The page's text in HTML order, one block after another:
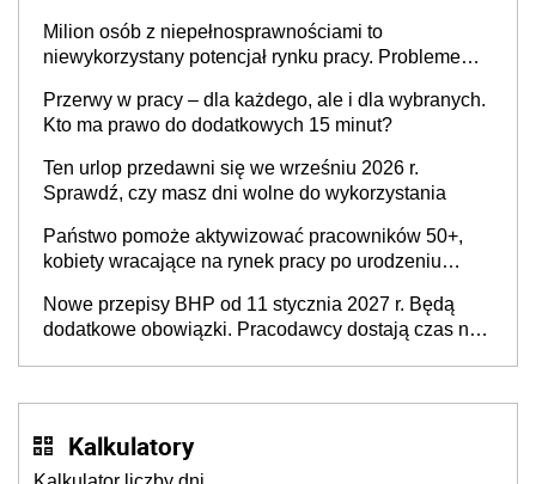
Milion osób z niepełnosprawnościami to
niewykorzystany potencjał rynku pracy. Problemem
refundacji, ale bariery po stronie systemu i
świadomości pracodawców [WYWIAD]
Przerwy w pracy – dla każdego, ale i dla wybranych.
Kto ma prawo do dodatkowych 15 minut?
Ten urlop przedawni się we wrześniu 2026 r.
Sprawdź, czy masz dni wolne do wykorzystania
Państwo pomoże aktywizować pracowników 50+,
kobiety wracające na rynek pracy po urodzeniu
neuroatypowe. Powstanie Fundusz na rzecz
Inkluzywności w Zatrudnianiu?
Nowe przepisy BHP od 11 stycznia 2027 r. Będą
dodatkowe obowiązki. Pracodawcy dostają czas na
Kalkulatory